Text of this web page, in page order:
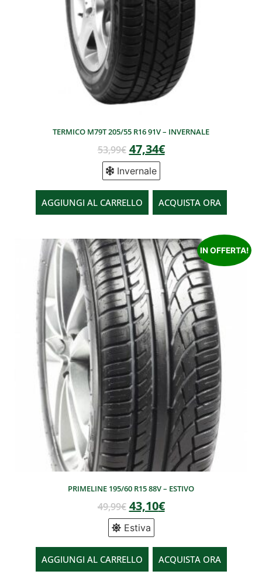
TERMICO M79T 205/55 R16 91V – INVERNALE
53,99€ 47,34€
Invernale
AGGIUNGI AL CARRELLO ACQUISTA ORA
IN OFFERTA!
PRIMELINE 195/60 R15 88V – ESTIVO
49,99€ 43,10€
Estiva
AGGIUNGI AL CARRELLO ACQUISTA ORA